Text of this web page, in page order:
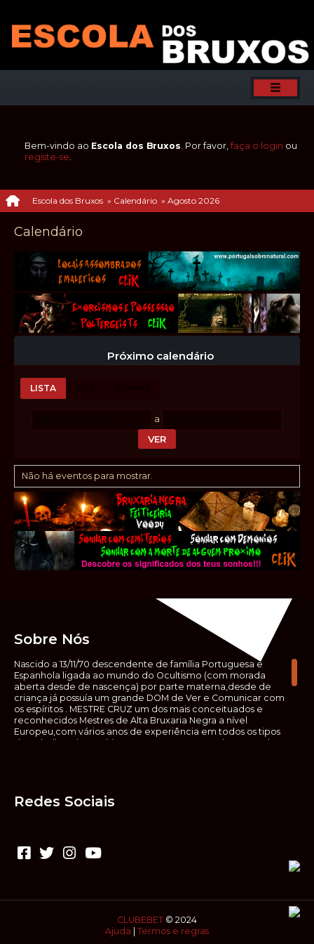
Bem-vindo ao Escola dos Bruxos. Por favor, faça o login ou
registe-se.
Escola dos Bruxos » Calendário » Agosto 2026
Calendário
Próximo calendário
LISTA MÊS SEMANA
a
Não há eventos para mostrar.
Sobre Nós
Nascido a 13/11/70 descendente de família Portuguesa e
Espanhola ligada ao mundo do Ocultismo (com morada
aberta desde de nascença) por parte materna,desde de
criança já possuía um grande DOM de Ver e Comunicar com
os espíritos . MESTRE CRUZ um dos mais conceituados e
reconhecidos Mestres de Alta Bruxaria Negra a nível
Europeu,com vários anos de experiência em todos os tipos
de trabalhos de Ocultismo. Escreveu os seus saberes ocultos
não o faça sem precauções e sem possuir a devida
poderão causar danos. Consultai por isso sempre um
(médium) conhecedor, quando se trata de fazer trabalhos
Redes Sociais
CLUBEBET © 2024
Ajuda
Termos e regras